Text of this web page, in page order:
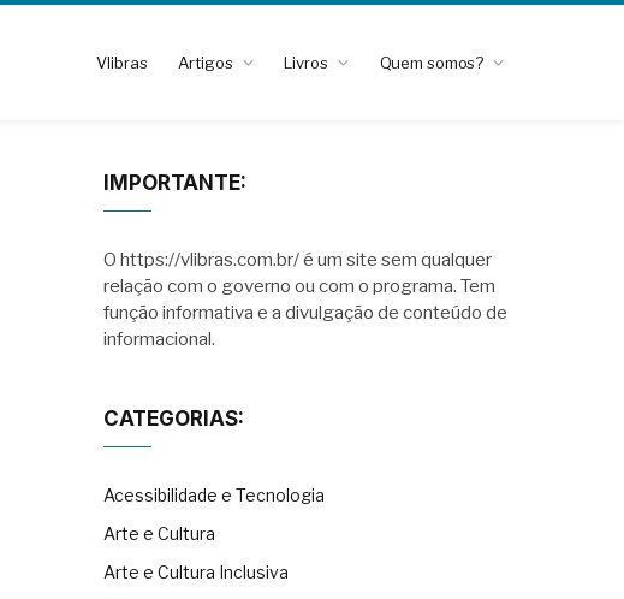
Vlibras Artigos Livros Quem somos?
IMPORTANTE:
O https://vlibras.com.br/ é um site sem qualquer
relação com o governo ou com o programa. Tem
função informativa e a divulgação de conteúdo de
informacional.
CATEGORIAS:
Acessibilidade e Tecnologia
Arte e Cultura
Arte e Cultura Inclusiva